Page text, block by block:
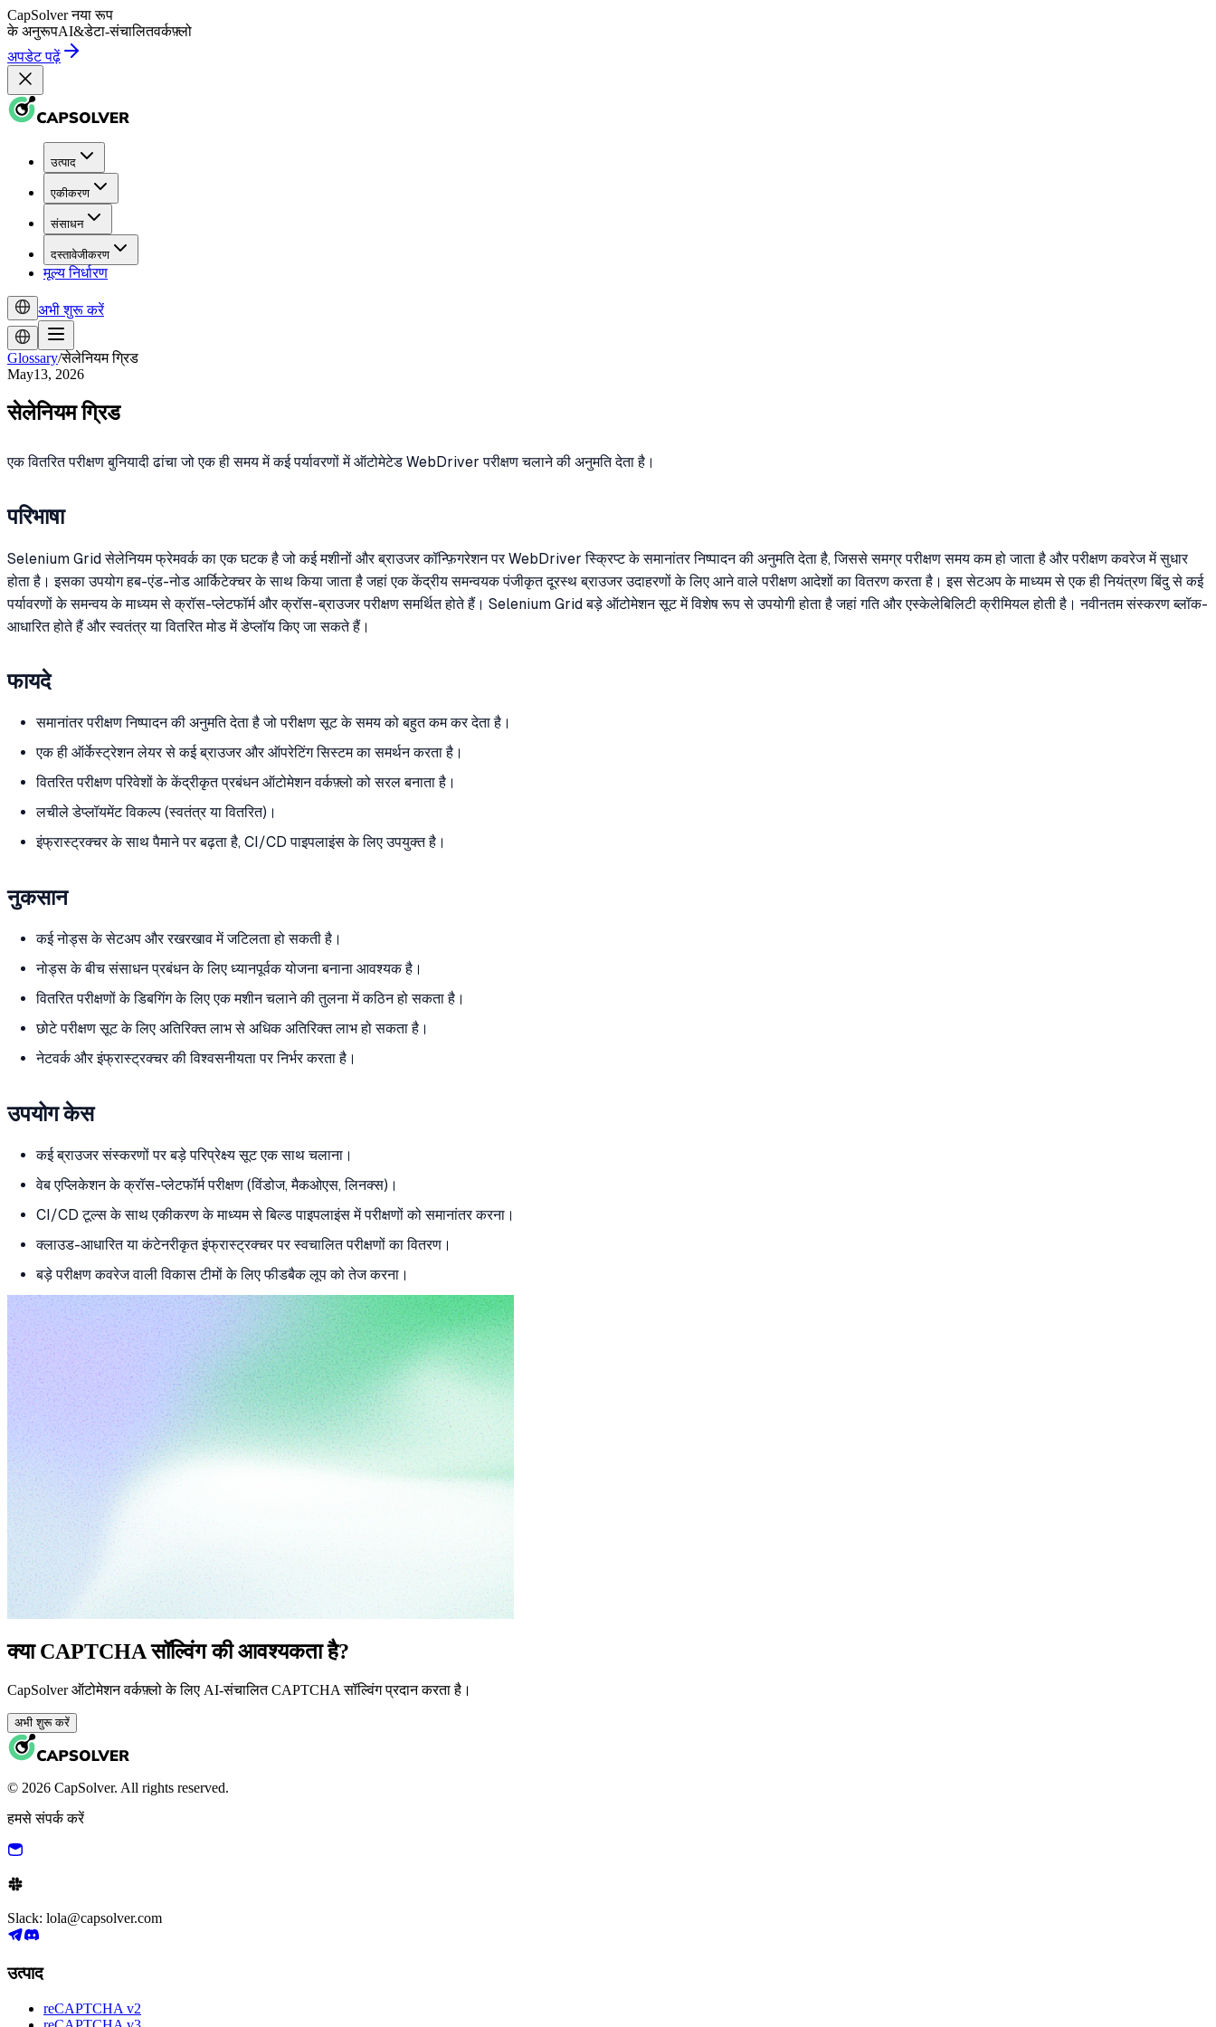
CapSolver नया रूप
के अनुरूपAI&डेटा-संचालितवर्कफ़्लो
अपडेट पढ़ें
उत्पाद
एकीकरण
संसाधन
दस्तावेजीकरण
मूल्य निर्धारण
अभी शुरू करें
Glossary/सेलेनियम ग्रिड
May13, 2026
सेलेनियम ग्रिड
एक वितरित परीक्षण बुनियादी ढांचा जो एक ही समय में कई पर्यावरणों में ऑटोमेटेड WebDriver परीक्षण चलाने की अनुमति देता है।
परिभाषा
Selenium Grid सेलेनियम फ्रेमवर्क का एक घटक है जो कई मशीनों और ब्राउजर कॉन्फ़िगरेशन पर WebDriver स्क्रिप्ट के समानांतर निष्पादन की अनुमति देता है, जिससे समग्र परीक्षण समय कम हो जाता है और परीक्षण कवरेज में सुधार
होता है। इसका उपयोग हब-एंड-नोड आर्किटेक्चर के साथ किया जाता है जहां एक केंद्रीय समन्वयक पंजीकृत दूरस्थ ब्राउजर उदाहरणों के लिए आने वाले परीक्षण आदेशों का वितरण करता है। इस सेटअप के माध्यम से एक ही नियंत्रण बिंदु से कई
पर्यावरणों के समन्वय के माध्यम से क्रॉस-प्लेटफॉर्म और क्रॉस-ब्राउजर परीक्षण समर्थित होते हैं। Selenium Grid बड़े ऑटोमेशन सूट में विशेष रूप से उपयोगी होता है जहां गति और एस्केलेबिलिटी क्रीमियल होती है। नवीनतम संस्करण ब्लॉक-
आधारित होते हैं और स्वतंत्र या वितरित मोड में डेप्लॉय किए जा सकते हैं।
फायदे
समानांतर परीक्षण निष्पादन की अनुमति देता है जो परीक्षण सूट के समय को बहुत कम कर देता है।
एक ही ऑर्केस्ट्रेशन लेयर से कई ब्राउजर और ऑपरेटिंग सिस्टम का समर्थन करता है।
वितरित परीक्षण परिवेशों के केंद्रीकृत प्रबंधन ऑटोमेशन वर्कफ़्लो को सरल बनाता है।
लचीले डेप्लॉयमेंट विकल्प (स्वतंत्र या वितरित)।
इंफ्रास्ट्रक्चर के साथ पैमाने पर बढ़ता है, CI/CD पाइपलाइंस के लिए उपयुक्त है।
नुकसान
कई नोड्स के सेटअप और रखरखाव में जटिलता हो सकती है।
नोड्स के बीच संसाधन प्रबंधन के लिए ध्यानपूर्वक योजना बनाना आवश्यक है।
वितरित परीक्षणों के डिबगिंग के लिए एक मशीन चलाने की तुलना में कठिन हो सकता है।
छोटे परीक्षण सूट के लिए अतिरिक्त लाभ से अधिक अतिरिक्त लाभ हो सकता है।
नेटवर्क और इंफ्रास्ट्रक्चर की विश्वसनीयता पर निर्भर करता है।
उपयोग केस
कई ब्राउजर संस्करणों पर बड़े परिप्रेक्ष्य सूट एक साथ चलाना।
वेब एप्लिकेशन के क्रॉस-प्लेटफॉर्म परीक्षण (विंडोज, मैकओएस, लिनक्स)।
CI/CD टूल्स के साथ एकीकरण के माध्यम से बिल्ड पाइपलाइंस में परीक्षणों को समानांतर करना।
क्लाउड-आधारित या कंटेनरीकृत इंफ्रास्ट्रक्चर पर स्वचालित परीक्षणों का वितरण।
बड़े परीक्षण कवरेज वाली विकास टीमों के लिए फीडबैक लूप को तेज करना।
क्या CAPTCHA सॉल्विंग की आवश्यकता है?
CapSolver ऑटोमेशन वर्कफ़्लो के लिए AI-संचालित CAPTCHA सॉल्विंग प्रदान करता है।
अभी शुरू करें
© 2026 CapSolver. All rights reserved.
हमसे संपर्क करें
Slack: lola@capsolver.com
उत्पाद
reCAPTCHA v2